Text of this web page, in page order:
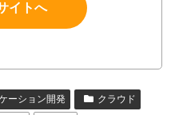
イトへ
ーション開発
クラウド